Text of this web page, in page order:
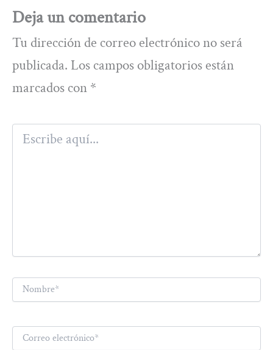
Deja un comentario
Tu dirección de correo electrónico no será
publicada. Los campos obligatorios están
marcados con *
Escribe
aquí...
Nombre*
Correo
electrónico*